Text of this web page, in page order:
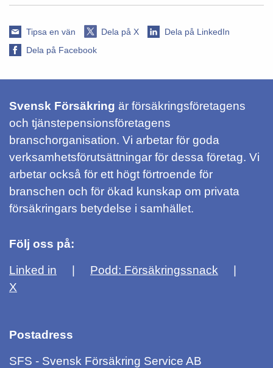
Tipsa en vän Dela på X
Dela på LinkedIn
Dela på Facebook
Svensk Försäkring är försäkringsföretagens
och tjänstepensionsföretagens
branschorganisation. Vi arbetar för goda
verksamhetsförutsättningar för dessa företag. Vi
arbetar också för ett högt förtroende för
branschen och för ökad kunskap om privata
försäkringars betydelse i samhället.
Följ oss på:
Linked in
Podd: Försäkringssnack
X
Postadress
SFS - Svensk Försäkring Service AB